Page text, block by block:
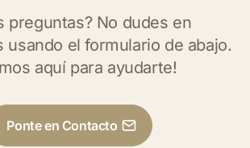
preguntas? No dudes en
usando el formulario de abajo.
aquí para ayudarte!
Ponte en Contacto